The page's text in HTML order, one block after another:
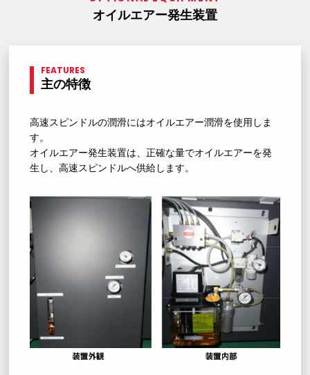
オイルエアー発生装置
FEATURES
主の特徴
高速スピンドルの潤滑にはオイルエアー潤滑を使用しま
す。
オイルエアー発生装置は、正確な量でオイルエアーを発
生し、高速スピンドルへ供給します。